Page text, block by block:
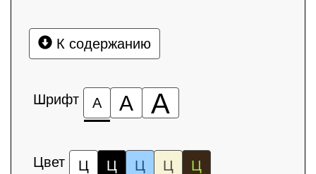
К содержанию
Шрифт А А А
Цвет Ц Ц Ц Ц Ц